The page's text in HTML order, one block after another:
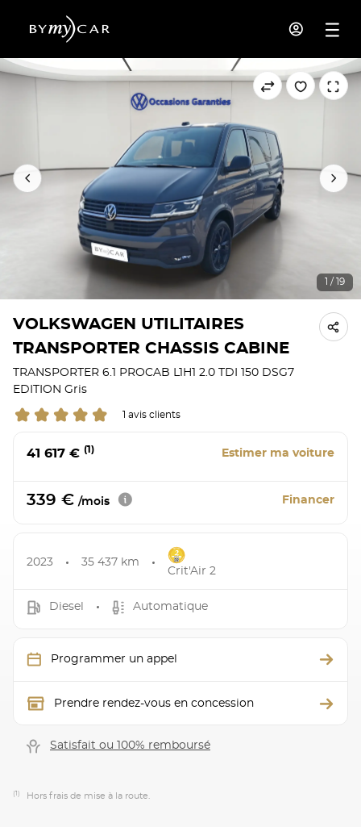
1 / 19
VOLKSWAGEN UTILITAIRES
TRANSPORTER CHASSIS CABINE
TRANSPORTER 6.1 PROCAB L1H1 2.0 TDI 150 DSG7
EDITION Gris
1 avis clients
41 617 € (1) Estimer ma voiture
339 € /mois Financer
2023 35 437 km
Crit'Air 2
Diesel Automatique
Programmer un appel
Prendre rendez-vous en concession
Satisfait ou 100% remboursé
(1) Hors frais de mise à la route.